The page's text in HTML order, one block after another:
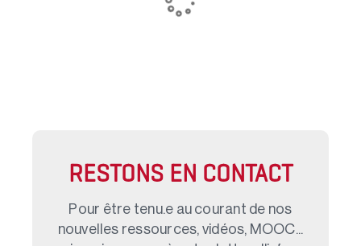
RESTONS EN CONTACT
Pour être tenu.e au courant de nos
nouvelles ressources, vidéos, MOOC...